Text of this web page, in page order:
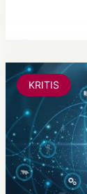
KRITIS